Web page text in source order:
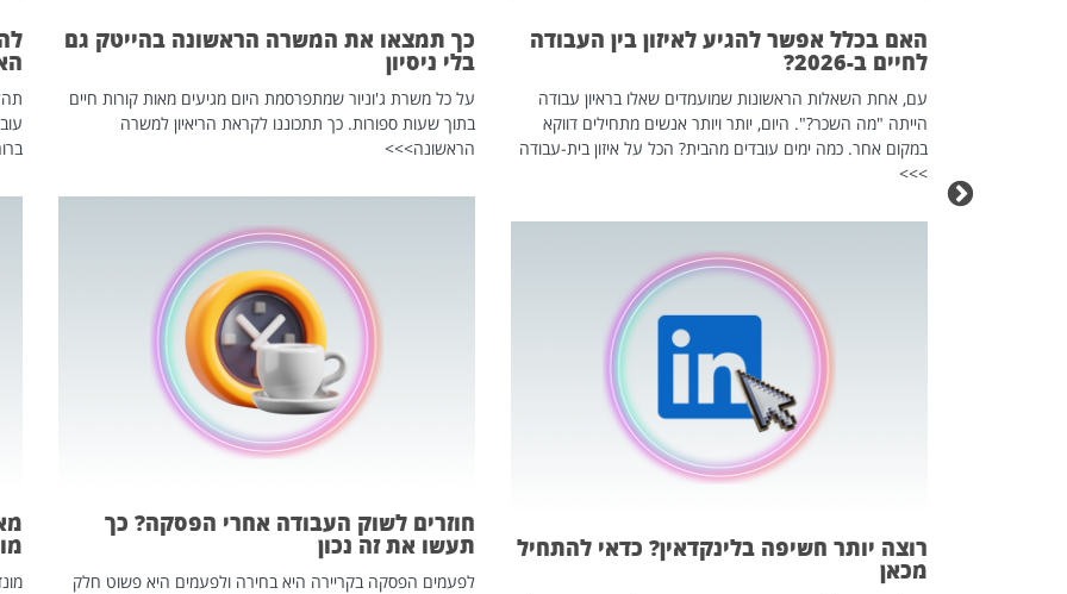
האם בכלל אפשר להגיע לאיזון בין העבודה
לחיים ב-2026?
עם, אחת השאלות הראשונות שמועמדים שאלו בראיון עבודה
הייתה "מה השכר?". היום, יותר ויותר אנשים מתחילים דווקא
במקום אחר. כמה ימים עובדים מהבית? הכל על איזון בית-עבודה
>>>
רוצה יותר חשיפה בלינקדאין? כדאי להתחיל
מכאן
כך תמצאו את המשרה הראשונה בהייטק גם
בלי ניסיון
על כל משרת ג'וניור שמתפרסמת היום מגיעים מאות קורות חיים
בתוך שעות ספורות. כך תתכוננו לקראת הריאיון למשרה
הראשונה>>>
חוזרים לשוק העבודה אחרי הפסקה? כך
תעשו את זה נכון
לפעמים הפסקה בקריירה היא בחירה ולפעמים היא פשוט חלק